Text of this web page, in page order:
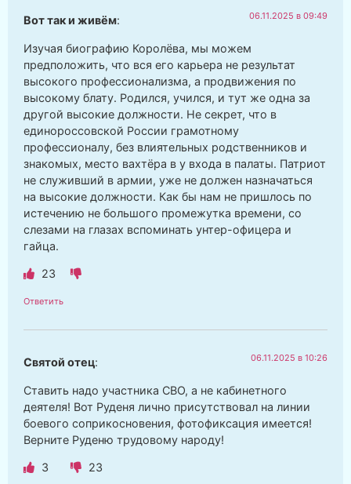
Вот так и живём: 06.11.2025 в 09:49
Изучая биографию Королёва, мы можем
предположить, что вся его карьера не результат
высокого профессионализма, а продвижения по
высокому блату. Родился, учился, и тут же одна за
другой высокие должности. Не секрет, что в
единороссовской России грамотному
профессионалу, без влиятельных родственников и
знакомых, место вахтёра в у входа в палаты. Патриот
не служивший в армии, уже не должен назначаться
на высокие должности. Как бы нам не пришлось по
истечению не большого промежутка времени, со
слезами на глазах вспоминать унтер-офицера и
гайца.
23
Ответить
Святой отец: 06.11.2025 в 10:26
Ставить надо участника СВО, а не кабинетного
деятеля! Вот Руденя лично присутствовал на линии
боевого соприкосновения, фотофиксация имеется!
Верните Руденю трудовому народу!
3 23